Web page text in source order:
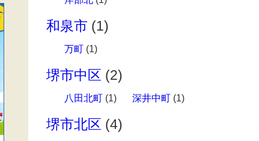
和泉市 (1)
万町 (1)
堺市中区 (2)
八田北町 (1) 深井中町 (1)
堺市北区 (4)